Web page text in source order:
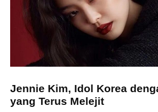
Jennie Kim, Idol Korea
yang Terus Melejit